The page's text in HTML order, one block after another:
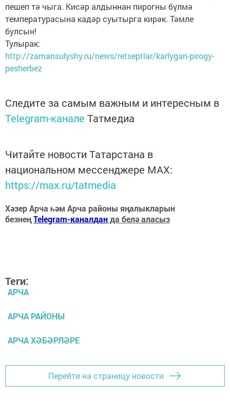
пешеп тә чыга. Кисәр алдыннан пирогны бүлмә
температурасына кадәр суытырга кирәк. Тәмле
булсын!
Тулырак:
http://zamansulyshy.ru/news/retseptlar/karlygan-pirogy-
pesherbez
Следите за самым важным и интересным в
Telegram-канале Татмедиа
Читайте новости Татарстана в
национальном мессенджере MАХ:
https://max.ru/tatmedia
Хәзер Арча һәм Арча районы яңалыкларын
безнеңTelegram-каналданда белә аласыз
Теги:
АРЧА
АРЧА РАЙОНЫ
АРЧА ХӘБӘРЛӘРЕ
Перейти на страницу новости